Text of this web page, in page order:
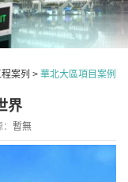
案列 > 華北大區項目案例
界
暫無